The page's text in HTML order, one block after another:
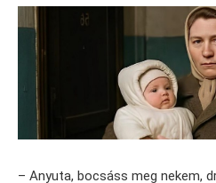
– Anyuta, bocsáss meg nekem,